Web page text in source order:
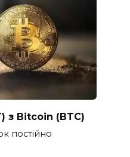
з Bitcoin (BTC)
постійно